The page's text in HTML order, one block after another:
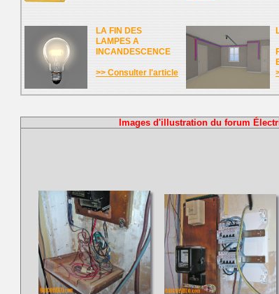
LA FIN DES
LAMPES A
INCANDESCENCE
>> Consulter l'article
Images d'illustration du forum